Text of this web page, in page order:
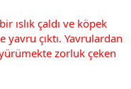
ıslık çaldı ve köpek
çıktı. Yavrulardan
zorluk çeken